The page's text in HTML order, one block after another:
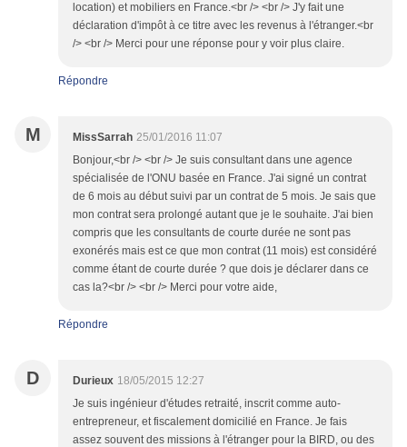
location) et mobiliers en France.<br /> <br /> J'y fait une
déclaration d'impôt à ce titre avec les revenus à l'étranger.<br
/> <br /> Merci pour une réponse pour y voir plus claire.
Répondre
M MissSarrah 25/01/2016 11:07
Bonjour,<br /> <br /> Je suis consultant dans une agence
spécialisée de l'ONU basée en France. J'ai signé un contrat
de 6 mois au début suivi par un contrat de 5 mois. Je sais que
mon contrat sera prolongé autant que je le souhaite. J'ai bien
compris que les consultants de courte durée ne sont pas
exonérés mais est ce que mon contrat (11 mois) est considéré
comme étant de courte durée ? que dois je déclarer dans ce
cas la?<br /> <br /> Merci pour votre aide,
Répondre
D Durieux 18/05/2015 12:27
Je suis ingénieur d'études retraité, inscrit comme auto-
entrepreneur, et fiscalement domicilié en France. Je fais
assez souvent des missions à l'étranger pour la BIRD, ou des